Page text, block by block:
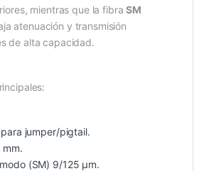
mientras que la fibraSM
atenuación y transmisión
de alta capacidad.
jumper/pigtail.
(SM) 9/125 µm.